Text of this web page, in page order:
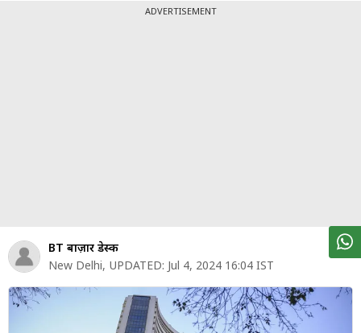
शेयर
बाज़ार
ADVERTISEMENT
BT बाज़ार डेस्क
New Delhi, UPDATED: Jul 4, 2024 16:04 IST